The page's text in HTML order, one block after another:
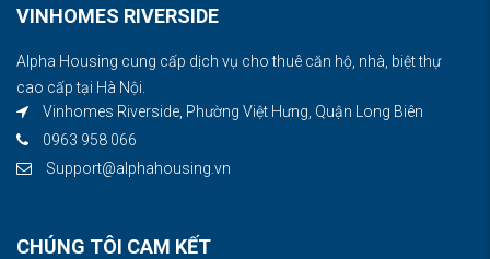
VINHOMES RIVERSIDE
Alpha Housing cung cấp dịch vụ cho thuê căn hộ, nhà, biệt thự
cao cấp tại Hà Nội.
Vinhomes Riverside, Phường Việt Hưng, Quận Long Biên
0963 958 066
Support@alphahousing.vn
CHÚNG TÔI CAM KẾT